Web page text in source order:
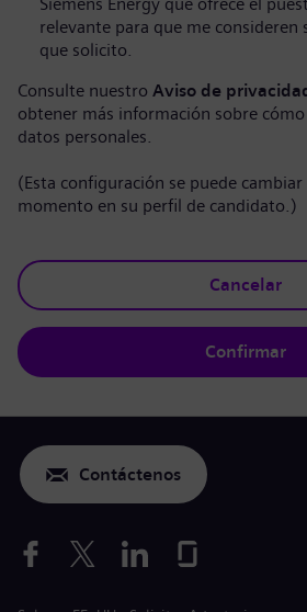
relevante para que me consideren
que solicito.
Consulte nuestro Aviso de
obtener más información sobre
datos personales.
(Esta configuración se puede
momento en su perfil de candidato.)
Cancelar
Confirmar
Contáctenos